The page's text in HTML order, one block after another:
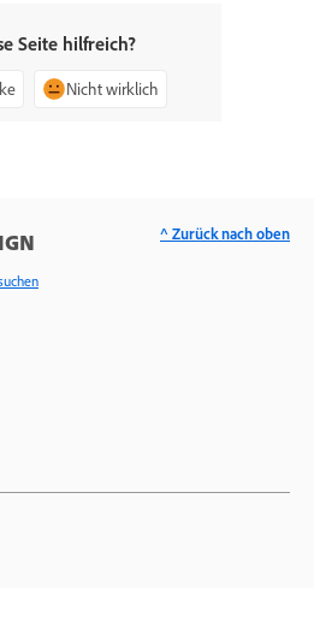
Seite hilfreich?
Nicht wirklich
^ Zurück nach oben